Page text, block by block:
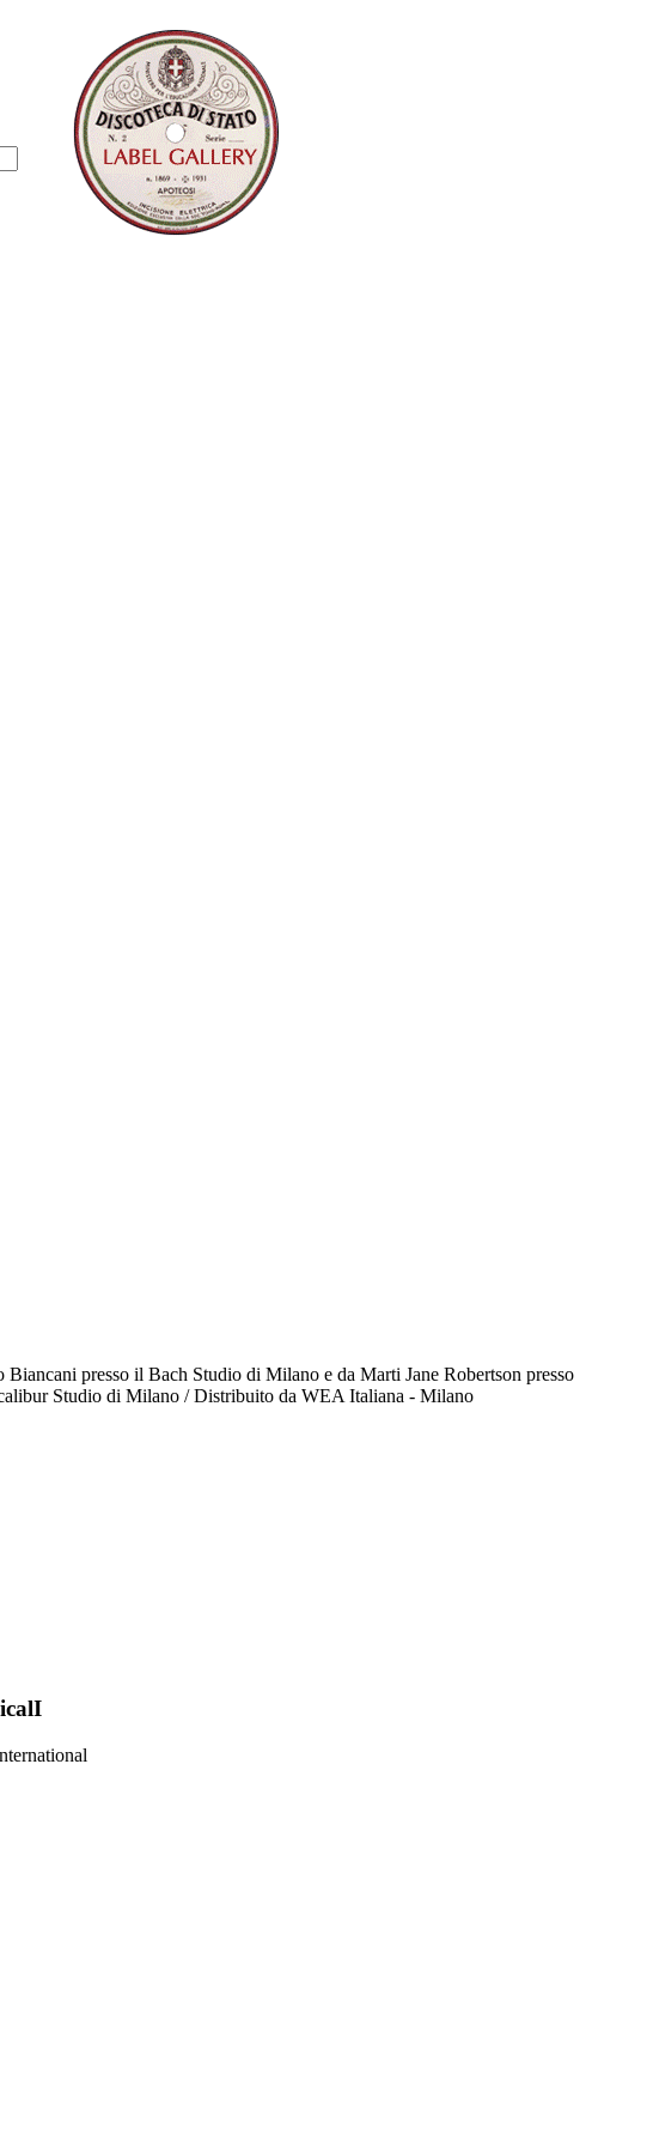
presso il Bach Studio di Milano e da Marti Jane Robertson presso
Studio di Milano / Distribuito da WEA Italiana - Milano